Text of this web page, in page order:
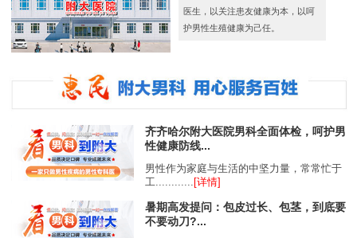
医生，以关注患友健康为本，以呵
护男性生殖健康为己任。
齐齐哈尔附大医院男科全面体检，呵护男
性健康防线...
男性作为家庭与生活的中坚力量，常常忙于
工............ [详情]
暑期高发提问：包皮过长、包茎，到底要
不要动刀?...